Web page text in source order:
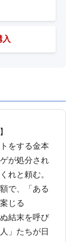
入
をする金本
が処分され
れと頼む。
で、「ある
じる
結末を呼び
」たちが日